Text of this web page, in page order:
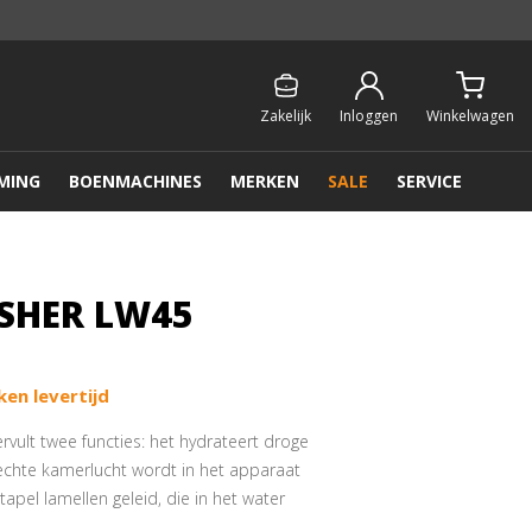
Zakelijk Inloggen Winkelwagen
BOENMACHINES MERKEN SALE SERVICE
LW45
levertijd
twee functies: het hydrateert droge
kamerlucht wordt in het apparaat
lamellen geleid, die in het water
gewassen. Zelfs de aller kleinste